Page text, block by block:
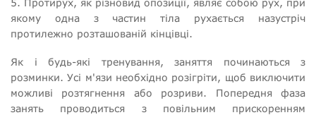
якому одна з частин тіла рухається назустріч
протилежно розташованій кінцівці.
Як і будь-які тренування, заняття починаються з
розминки. Усі м'язи необхідно розігріти, щоб виключити
можливі розтягнення або розриви. Попередня фаза
занять проводиться з повільним прискоренням